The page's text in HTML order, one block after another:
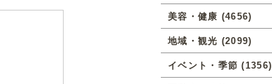
美容・健康 (4656)
地域・観光 (2099)
イベント・季節 (1356)